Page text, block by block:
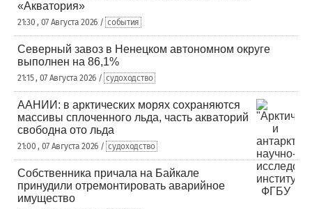
«Акватория»
21:30 , 07 Августа 2026 / события
Северный завоз в Ненецком автономном округе
выполнен на 86,1%
21:15 , 07 Августа 2026 / судоходство
ААНИИ: в арктических морях сохраняются
массивы сплоченного льда, часть акваторий
свободна ото льда
21:00 , 07 Августа 2026 / судоходство
Собственника причала на Байкале
принудили отремонтировать аварийное
имущество